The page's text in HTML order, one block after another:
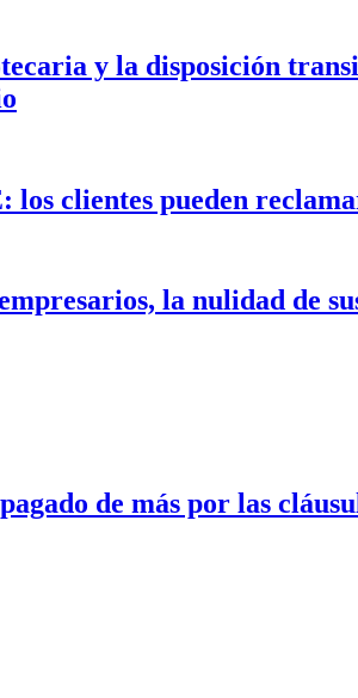
y la disposición
los clientes pueden
la nulidad de
de más por las